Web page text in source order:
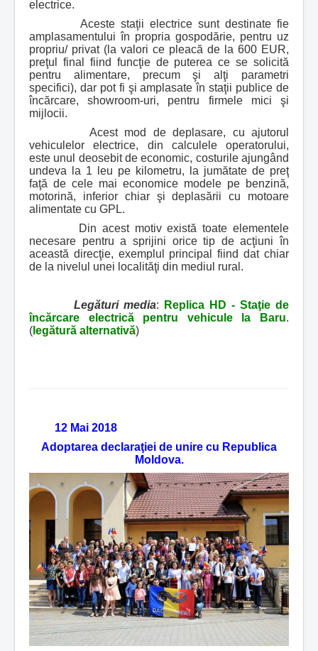
electrice.
Aceste staţii electrice sunt destinate fie
amplasamentului în propria gospodărie, pentru uz
propriu/ privat (la valori ce pleacă de la 600 EUR,
preţul final fiind funcţie de puterea ce se solicită
pentru alimentare, precum şi alţi parametri
specifici), dar pot fi şi amplasate în staţii publice de
încărcare, showroom-uri, pentru firmele mici şi
mijlocii.
Acest mod de deplasare, cu ajutorul
vehiculelor electrice, din calculele operatorului,
este unul deosebit de economic, costurile ajungând
undeva la 1 leu pe kilometru, la jumătate de preţ
faţă de cele mai economice modele pe benzină,
motorină, inferior chiar şi deplasării cu motoare
alimentate cu GPL.
Din acest motiv există toate elementele
necesare pentru a sprijini orice tip de acţiuni în
această direcţie, exemplul principal fiind dat chiar
de la nivelul unei localităţi din mediul rural.
Legături media:
Replica HD - Staţie de
încărcare electrică pentru vehicule la Baru.
( legătură alternativă)
12 Mai 2018
Adoptarea declaraţiei de unire cu Republica
Moldova.